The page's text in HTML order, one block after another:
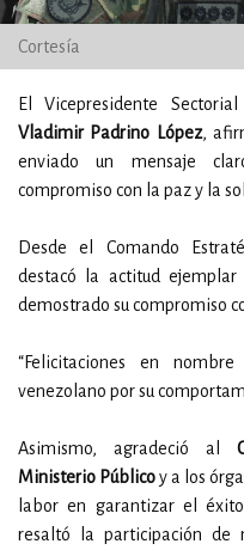
Cortesía
El Vicepresidente
Vladimir Padrino López,
enviado un mensaje
compromiso con la paz y la
Desde el Comando
destacó la actitud
demostrado su compromiso
“Felicitaciones en
venezolano por su
Asimismo, agradeció al
Ministerio Públicoy a los
labor en garantizar el
resaltó la participación de